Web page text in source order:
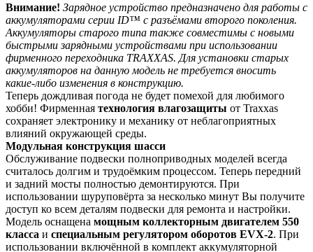
Внимание! Зарядное устройство предназначено для работы с
аккумуляторами серии ID™ с разъёмами второго поколения.
Аккумуляторы старого типа также совместимы с новыми
быстрыми зарядными устройствами при использовании
фирменного переходника TRAXXAS. Для установки старых
аккумуляторов на данную модель не требуется вносить
какие-либо изменения в конструкцию.
Теперь дождливая погода не будет помехой для любимого
хобби! Фирменная технология влагозащиты от Traxxas
сохраняет электронику и механику от неблагоприятных
влияний окружающей среды.
Модульная конструкция шасси
Обслуживание подвески полноприводных моделей всегда
считалось долгим и трудоёмким процессом. Теперь передний
и задний мосты полностью демонтируются. При
использовании шуруповёрта за несколько минут Вы получите
доступ ко всем деталям подвески для ремонта и настройки.
Модель оснащена мощным коллекторным двигателем 550
класса и специальным регулятором оборотов EVX-2. При
использовании включённой в комплект аккумуляторной